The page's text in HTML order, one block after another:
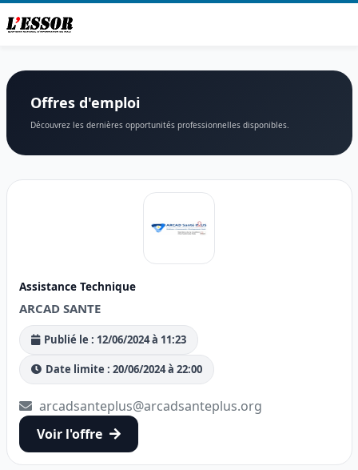
Offres d'emploi
Découvrez les dernières opportunités professionnelles disponibles.
Assistance Technique
ARCAD SANTE
Publié le : 12/06/2024 à 11:23
Date limite : 20/06/2024 à 22:00
arcadsanteplus@arcadsanteplus.org
Voir l'offre